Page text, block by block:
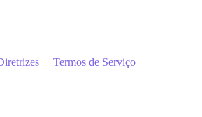
Termos de Serviço